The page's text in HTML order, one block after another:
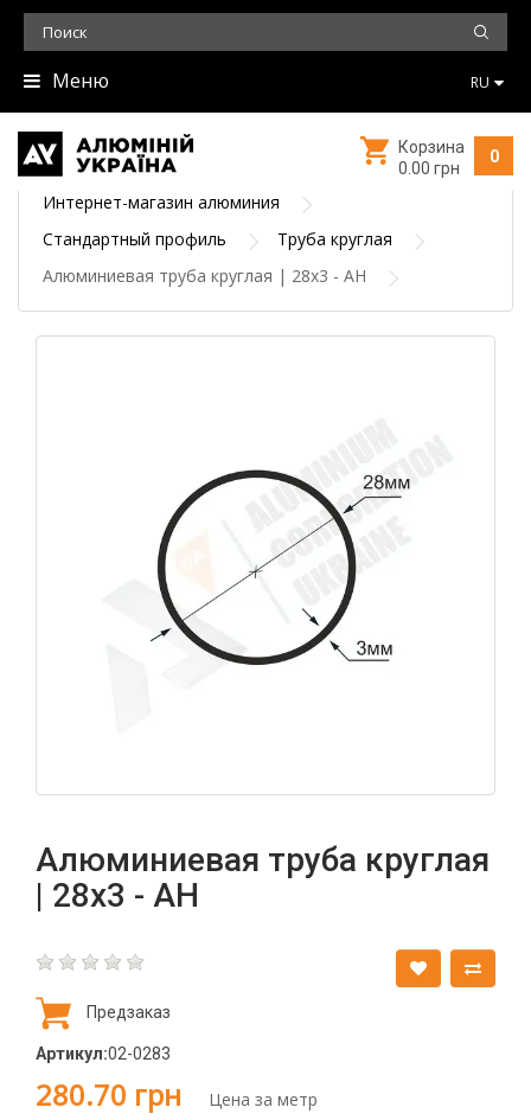
Меню RU
0
Корзина
0.00 грн
Интернет-магазин алюминия
Стандартный профиль
Труба круглая
Алюминиевая труба круглая | 28х3 - АН
Алюминиевая труба круглая
| 28х3 - АН
Предзаказ
Артикул:02-0283
280.70 грн Цена за метр